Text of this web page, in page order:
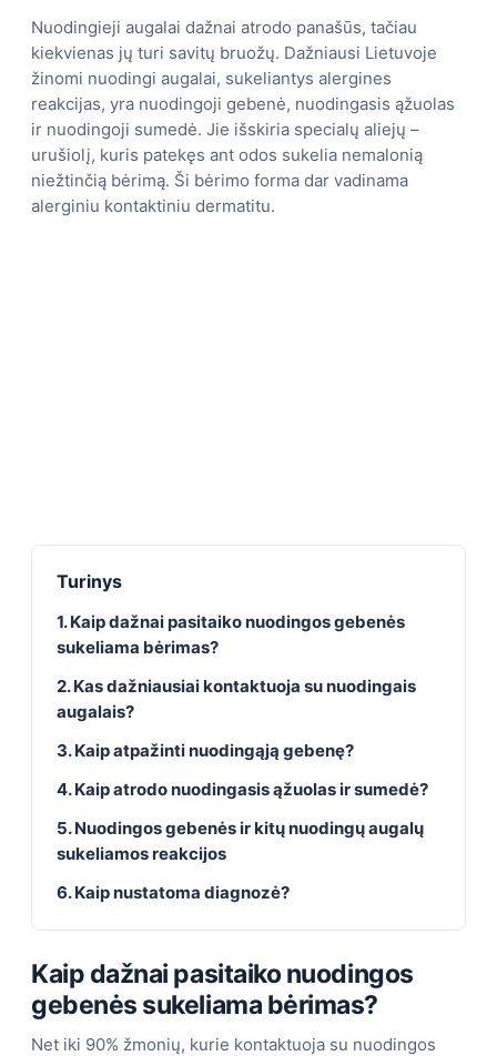
Nuodingieji augalai dažnai atrodo panašūs, tačiau
kiekvienas jų turi savitų bruožų. Dažniausi Lietuvoje
žinomi nuodingi augalai, sukeliantys alergines
reakcijas, yra nuodingoji gebenė, nuodingasis ąžuolas
ir nuodingoji sumedė. Jie išskiria specialų aliejų –
urušiolį, kuris patekęs ant odos sukelia nemalonią
niežtinčią bėrimą. Ši bėrimo forma dar vadinama
alerginiu kontaktiniu dermatitu.
Turinys
1. Kaip dažnai pasitaiko nuodingos gebenės
sukeliama bėrimas?
2. Kas dažniausiai kontaktuoja su nuodingais
augalais?
3. Kaip atpažinti nuodingąją gebenę?
4. Kaip atrodo nuodingasis ąžuolas ir sumedė?
5. Nuodingos gebenės ir kitų nuodingų augalų
sukeliamos reakcijos
6. Kaip nustatoma diagnozė?
Kaip dažnai pasitaiko nuodingos
gebenės sukeliama bėrimas?
Net iki 90% žmonių, kurie kontaktuoja su nuodingos